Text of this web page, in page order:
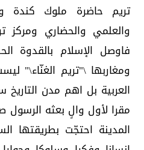
تريم حاضرة ملوك كندة
والعلمي والحضاري
فاوصل الإسلام بالقدوة
ومغاربها \"تريم الغنّاء\"
العربية بل اهم مدن التاريخ
مقرا لأول والٍ بعثه
المدينة احتجّت بطريقتها